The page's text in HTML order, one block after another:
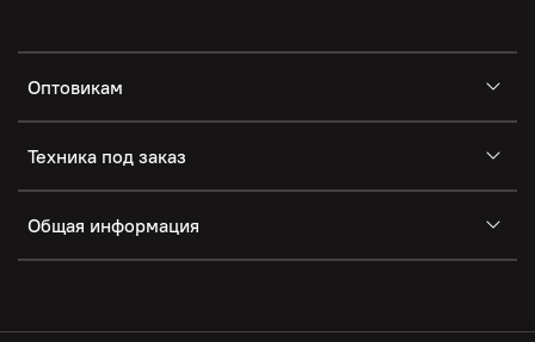
Оптовикам
Техника под заказ
Общая информация